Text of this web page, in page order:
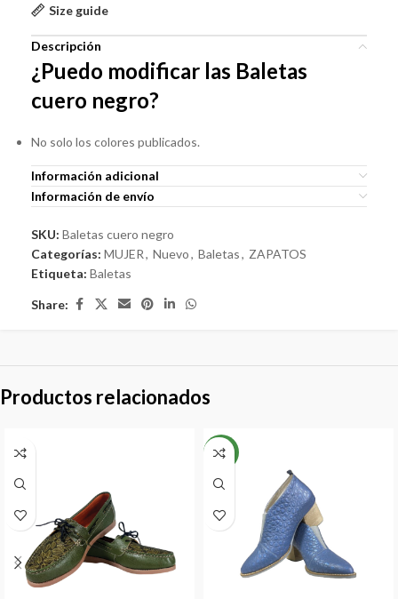
Size guide
Descripción
¿Puedo modificar las Baletas
cuero negro?
No solo los colores publicados.
Información adicional
Información de envío
SKU: Baletas cuero negro
Categorías: MUJER, Nuevo, Baletas, ZAPATOS
Etiqueta: Baletas
Share:
Productos relacionados
NEW